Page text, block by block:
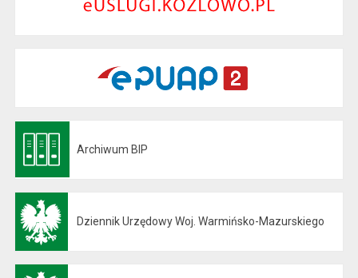
Archiwum BIP
Dziennik Urzędowy Woj. Warmińsko-Mazurskiego